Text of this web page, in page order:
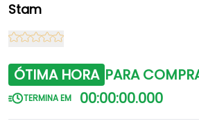
Stam
ÓTIMA HORA PARA
TERMINA EM 00:00:00.000